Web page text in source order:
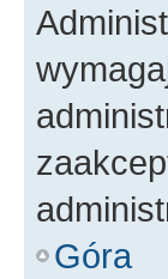
Góra